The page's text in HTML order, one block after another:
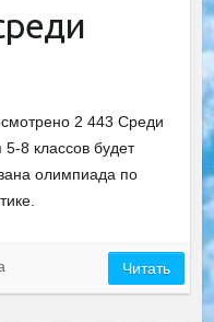
2 443 Среди
8 классов будет
олимпиада по
Читать